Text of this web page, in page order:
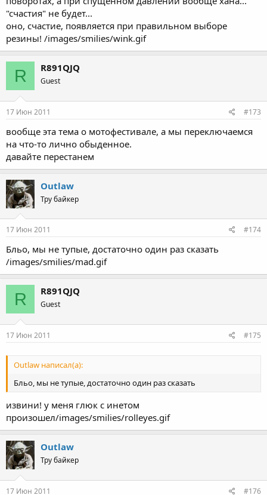
"счастия" не будет...
оно, счастие, появляется при правильном выборе
резины! /images/smilies/wink.gif
R R891QJQ
Guest
17 Июн 2011 #173
вообще эта тема о мотофестивале, а мы переключаемся
на что-то лично обыденное.
давайте перестанем
Outlaw
Тру байкер
17 Июн 2011 #174
Бльо, мы не тупые, достаточно один раз сказать
/images/smilies/mad.gif
R R891QJQ
Guest
17 Июн 2011 #175
Outlaw написал(а):
Бльо, мы не тупые, достаточно один раз сказать
извини! у меня глюк с инетом
произошел/images/smilies/rolleyes.gif
Outlaw
Тру байкер
17 Июн 2011 #176